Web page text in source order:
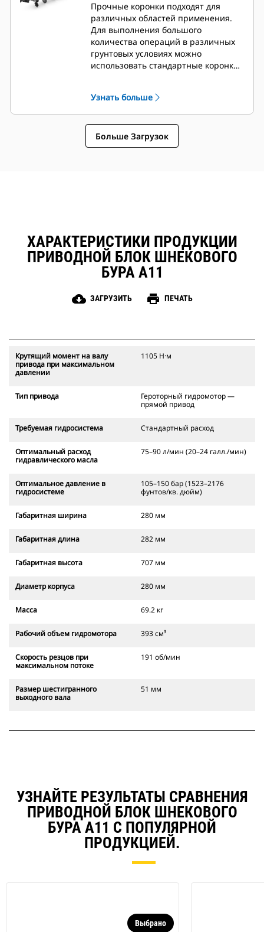
коробку передач для достижения
оптимальной скорости буровой
коронки и выходного крутящего
момента в средних и сложных
условиях эксплуатации.
Модель A68 оснащается
редукторным гидравлическим
редукторным приводом, который
устанавливается на планетарную
Прочные коронки подходят для
различных областей применения.
Для выполнения большого
количества операций в различных
грунтовых условиях можно
использовать стандартные коронки,
коронки для стандартных условий (с
болтовым креплением).
Узнать больше
Больше Загрузок
ХАРАКТЕРИСТИКИ ПРОДУКЦИИ
ПРИВОДНОЙ БЛОК ШНЕКОВОГО
БУРА A11
cloud_download ЗАГРУЗИТЬ print ПЕЧАТЬ
Крутящий момент на валу
привода при максимальном
давлении
1105 Н·м
Тип привода
Героторный гидромотор —
прямой привод
Требуемая гидросистема Стандартный расход
Оптимальный расход
гидравлического масла
75–90 л/мин (20–24 галл./мин)
Оптимальное давление в
гидросистеме
105–150 бар (1523–2176
фунтов/кв. дюйм)
Габаритная ширина 280 мм
Габаритная длина 282 мм
Габаритная высота 707 мм
Диаметр корпуса 280 мм
Масса 69.2 кг
Рабочий объем гидромотора 393 см³
Скорость резцов при
максимальном потоке
191 об/мин
Размер шестигранного
выходного вала
51 мм
УЗНАЙТЕ РЕЗУЛЬТАТЫ СРАВНЕНИЯ
ПРИВОДНОЙ БЛОК ШНЕКОВОГО
БУРА A11 С ПОПУЛЯРНОЙ
ПРОДУКЦИЕЙ.
Выбрано